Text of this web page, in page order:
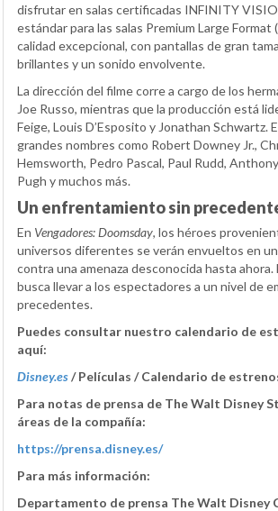
disfrutar en salas certificadas INFINITY
estándar para las salas Premium Large Format
calidad excepcional, con pantallas de gran
brillantes y un sonido envolvente.
La dirección del filme corre a cargo de los
Joe Russo, mientras que la producción está
Feige, Louis D’Esposito y Jonathan Schwartz.
grandes nombres como Robert Downey Jr.,
Hemsworth, Pedro Pascal, Paul Rudd,
Pugh y muchos más.
Un enfrentamiento sin
En Vengadores: Doomsday, los héroes
universos diferentes se verán envueltos en
contra una amenaza desconocida hasta
busca llevar a los espectadores a un nivel de
precedentes.
Puedes consultar nuestro calendario de
aquí:
Disney.es/ Películas / Calendario de
Para notas de prensa de The Walt Disney
áreas de la compañía:
https://prensa.disney.es/
Para más información:
Departamento de prensa The Walt Disney